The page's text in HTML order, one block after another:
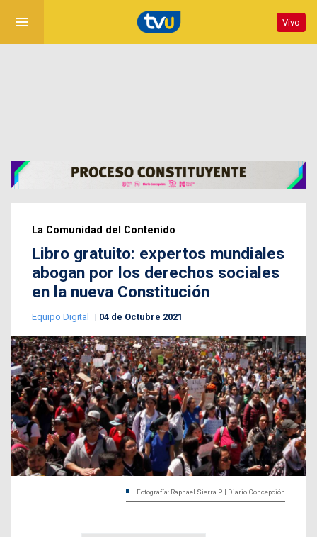
menu Vivo
La Comunidad del Contenido
Libro gratuito: expertos mundiales
abogan por los derechos sociales
en la nueva Constitución
Equipo Digital 04 de Octubre 2021
Fotografía: Raphael Sierra P. | Diario Concepción